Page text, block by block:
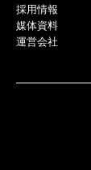
採用情報
媒体資料
運営会社